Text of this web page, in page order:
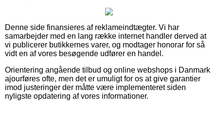
Denne side finansieres af reklameindtægter. Vi har
samarbejder med en lang række internet handler derved at
vi publicerer butikkernes varer, og modtager honorar for så
vidt en af vores besøgende udfører en handel.
Orientering angående tilbud og online webshops i Danmark
ajourføres ofte, men det er umuligt for os at give garantier
imod justeringer der måtte være implementeret siden
nyligste opdatering af vores informationer.